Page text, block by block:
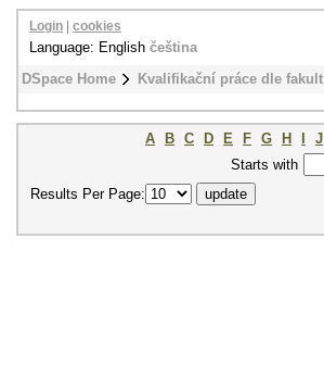
DSpace Home Kvalifikační práce dle fakult
Login cookies
Language: English čeština
A B C D E F G H J
Starts with
Results Per Page: